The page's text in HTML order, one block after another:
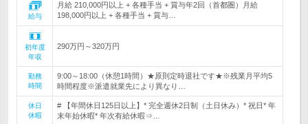
給与
月給 210,000円以上 + 各種手当 + 賞与年2回（首都圏）月給
198,000円以上 + 各種手当 + 賞与…
初年度
年収
290万円～320万円
勤務
時間
9:00～18:00（休憩1時間）★原則定時退社です★※残業月平均5
時間程度※派遣就業先により異なり…
休日
休暇
# 【年間休日125日以上】* 完全週休2日制（土日休み）* 祝日* 年
末年始休暇* 年次有給休暇⇒…